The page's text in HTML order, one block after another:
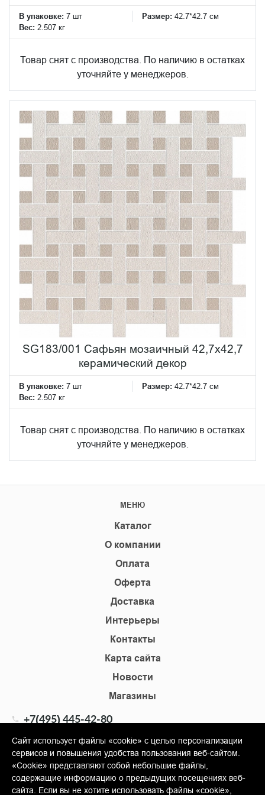
В упаковке: 7 шт Размер: 42.7*42.7 см
Вес: 2.507 кг
Товар снят с производства. По наличию в остатках
уточняйте у менеджеров.
SG183/001 Сафьян мозаичный 42,7x42,7
керамический декор
В упаковке: 7 шт Размер: 42.7*42.7 см
Вес: 2.507 кг
Товар снят с производства. По наличию в остатках
уточняйте у менеджеров.
МЕНЮ
Каталог
О компании
Оплата
Оферта
Доставка
Интерьеры
Контакты
Карта сайта
Новости
Магазины
+7(495) 445-42-80
info@shopkm.ru
© Copyright 2013-2026 KERAMA MARAZZI, ООО «Гамма
Сайт использует файлы «cookie» с целью персонализации
сервисов и повышения удобства пользования веб-сайтом.
«Cookie» представляют собой небольшие файлы,
содержащие информацию о предыдущих посещениях веб-
сайта. Если вы не хотите использовать файлы «cookie»,